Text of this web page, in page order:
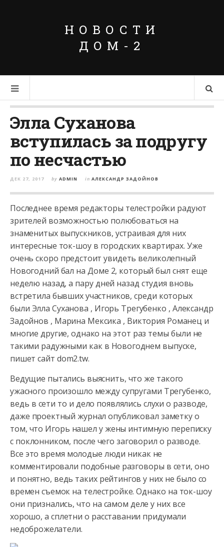
НОВОСТИ
ДОМ-2
Элла Суханова
вступилась за подругу
по несчастью
ДЕК 27, 2017 by ADMIN in АЛЕКСАНДР ЗАДОЙНОВ
Последнее время редакторы телестройки радуют
зрителей возможностью полюбоваться на
знаменитых выпускников, устраивая для них
интересные ток-шоу в городских квартирах. Уже
очень скоро предстоит увидеть великолепный
Новогодний бал на Доме 2, который был снят еще
неделю назад, а пару дней назад студия вновь
встретила бывших участников, среди которых
были Элла Суханова , Игорь Трегубенко , Александр
Задойнов , Марина Мексика , Виктория Романец и
многие другие, однако на этот раз темы были не
такими радужными как в Новогоднем выпуске,
пишет сайт dom2.tw.
Ведущие пытались выяснить, что же такого
ужасного произошло между супругами Трегубенко,
ведь в сети то и дело появлялись слухи о разводе,
даже проектный журнал опубликовал заметку о
том, что Игорь нашел у жены интимную переписку
с поклонником, после чего заговорил о разводе.
Все это время молодые люди никак не
комментировали подобные разговоры в сети, оно
и понятно, ведь таких рейтингов у них не было со
времен съемок на телестройке. Однако на ток-шоу
они признались, что на самом деле у них все
хорошо, а сплетни о расставании придумали
недоброжелатели.